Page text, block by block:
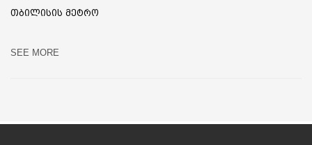
თბილისის მეტრო
SEE MORE